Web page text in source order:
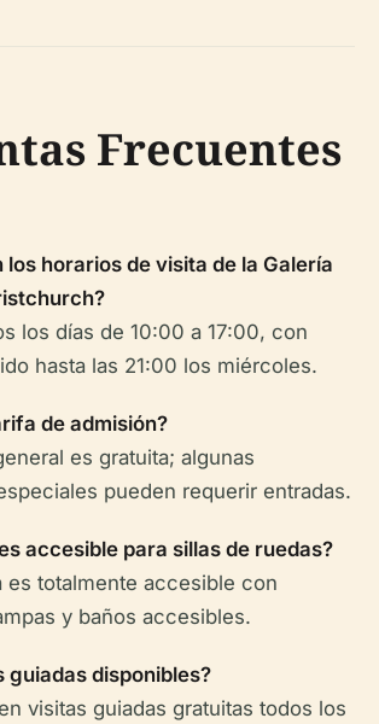
Frecuentes
los horarios de visita de la Galería
los días de 10:00 a 17:00, con
hasta las 21:00 los miércoles.
de admisión?
es gratuita; algunas
pueden requerir entradas.
accesible para sillas de ruedas?
es totalmente accesible con
y baños accesibles.
guiadas disponibles?
visitas guiadas gratuitas todos los